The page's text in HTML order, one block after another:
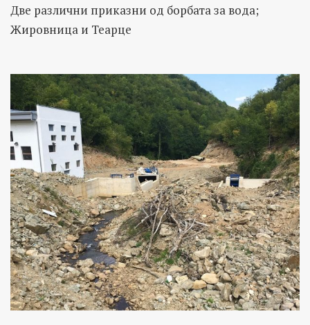
Две различни приказни од борбата за вода;
Жировница и Теарце